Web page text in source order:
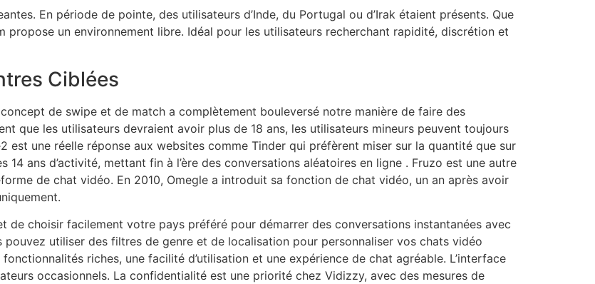
En période de pointe, des utilisateurs d’Inde, du Portugal ou d’Irak étaient présents. Que
un environnement libre. Idéal pour les utilisateurs recherchant rapidité, discrétion et
Ciblées
de swipe et de match a complètement bouleversé notre manière de faire des
que les utilisateurs devraient avoir plus de 18 ans, les utilisateurs mineurs peuvent toujours
est une réelle réponse aux websites comme Tinder qui préfèrent miser sur la quantité que sur
ans d’activité, mettant fin à l’ère des conversations aléatoires en ligne . Fruzo est une autre
de chat vidéo. En 2010, Omegle a introduit sa fonction de chat vidéo, un an après avoir
de choisir facilement votre pays préféré pour démarrer des conversations instantanées avec
pouvez utiliser des filtres de genre et de localisation pour personnaliser vos chats vidéo
riches, une facilité d’utilisation et une expérience de chat agréable. L’interface
occasionnels. La confidentialité est une priorité chez Vidizzy, avec des mesures de